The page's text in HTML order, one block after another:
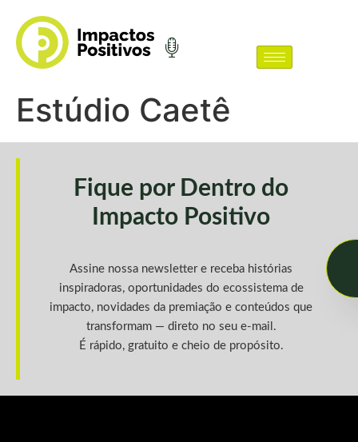
Estúdio Caetê
Fique por Dentro do
Impacto Positivo
Assine nossa newsletter e receba histórias
inspiradoras, oportunidades do ecossistema de
impacto, novidades da premiação e conteúdos que
transformam — direto no seu e-mail.
É rápido, gratuito e cheio de propósito.